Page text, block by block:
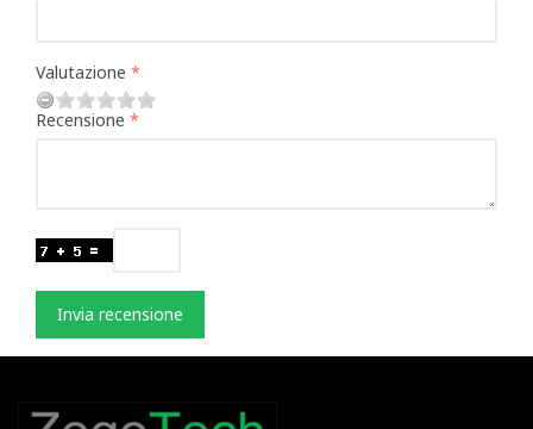
Valutazione
Recensione
Invia recensione